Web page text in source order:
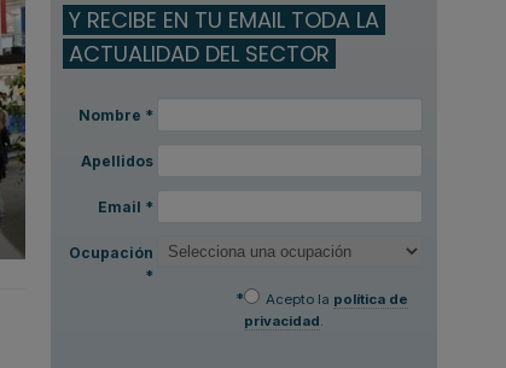
Y RECIBE EN TU EMAIL TODA LA
ACTUALIDAD DEL SECTOR
Nombre *
Apellidos
Email *
Ocupación
*
*
Acepto la política de
privacidad.